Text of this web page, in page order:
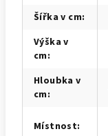
Šířka v cm:
Výška v
cm:
Hloubka v
cm:
Místnost: